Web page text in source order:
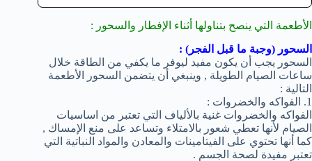
الأطعمة التي ينصح بتناولها أثناء الإفطار والسحور :
السحور (وجبة ما قبل الفجر) :
السحور يجب أن يكون مفيد ليوفر ما يكفي من الطاقة خلال
ساعات الصيام الطويلة , وينبغي أن يتضمن السحور الأطعمة
التالية :
1. الفواكه والخضروات :
الفواكه والخضروات غنية بالألياف التي تعتبر من اساسيات
الصيام لأنها تعطي شعور بالامتلاء وتساعد على منع الإمساك ,
كما أنها تحتوي على الفيتامينات والمعادن والمواد النباتية التي
تعتبر مفيدة لصحة الجسم .